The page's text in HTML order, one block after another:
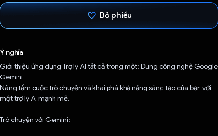
Bỏ phiếu
Ý nghĩa
Giới thiệu ứng dụng Trợ lý AI tất cả trong một: Dùng công nghệ Google
Gemini
Nâng tầm cuộc trò chuyện và khai phá khả năng sáng tạo của bạn với
một trợ lý AI mạnh mẽ.
Trò chuyện với Gemini: